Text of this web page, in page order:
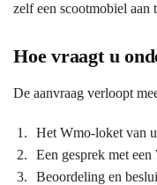
zelf een scootmobiel aan
Hoe vraagt u
De aanvraag verloopt
Het Wmo-loket van
Een gesprek met
Beoordeling en